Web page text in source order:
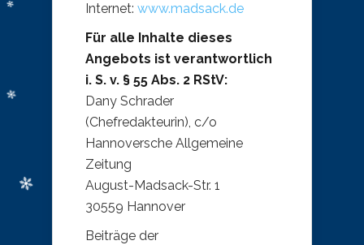
Internet: www.madsack.de
Für alle Inhalte dieses
Angebots ist verantwortlich
i. S. v. § 55 Abs. 2 RStV:
Dany Schrader
(Chefredakteurin), c/o
Hannoversche Allgemeine
Zeitung
August-Madsack-Str. 1
30559 Hannover
Beiträge der